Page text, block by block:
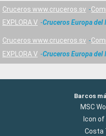
Cruceros www.cruceros.sv
EXPLORA V
Cruceros Europa del
Cruceros www.cruceros.sv
EXPLORA V
Cruceros Europa del
Barcos
MSC
Icon
Costa